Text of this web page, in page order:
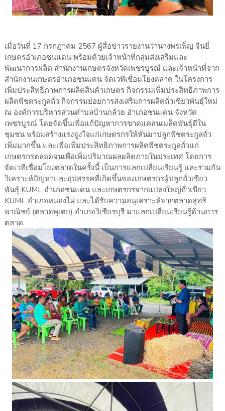
เมื่อวันที่ 17 กรกฎาคม 2567 ผู้สื่อข่าวรายงานว่านางพรเพ็ญ จีนยี่
เกษตรอำเภอชนแดน พร้อมด้วยเจ้าหน้าที่กลุ่มส่งเสริมและ
พัฒนาการผลิต สำนักงานเกษตรจังหวัดเพชรบูรณ์ และเจ้าหน้าที่จาก
สำนักงานเกษตรอำเภอชนแดน จัดเวทีเชื่อมโยงตลาด ในโครงการ
เพิ่มประสิทธิภาพการผลิตสินค้าเกษตร กิจกรรมเพิ่มประสิทธิภาพการ
ผลิตพืชตระกูลถั่ว กิจกรรมย่อยการส่งเสริมการผลิตถั่วเขียวพันธุ์ใหม่
ณ องค์การบริหารส่วนตำบลบ้านกล้วย อำเภอชนแดน จังหวัด
เพชรบูรณ์ โดยจัดขึ้นเพื่อแก้ปัญหาการขาดแคลนเมล็ดพันธุ์ดีใน
ชุมชน พร้อมสร้างแรงจูงใจแก่เกษตรกรให้หันมาปลูกพืชตระกูลถั่ว
เพิ่มมากขึ้น และเพื่อเพิ่มประสิทธิภาพการผลิตพืชตระกูลถั่วแก่
เกษตรกรตลอดจนเพื่อเพิ่มปริมาณผลผลิตภายในประเทศ โดยการ
จัดเวทีเชื่อมโยงตลาดในครั้งนี้ เป็นการแลกเปลี่ยนเรียนรู้ และร่วมกัน
วิเคราะห์ปัญหาและอุปสรรคที่เกิดขึ้นของเกษตรกรผู้ปลูกถั่วเขียว
พันธุ์ KUML อำเภอชนแดน และเกษตรกรจากแปลงใหญ่ถั่วเขียว
KUML อำเภอหนองไผ่ และได้รับความอนุเคราะห์จากตลาดสุทธิ
พาณิชย์ (ตลาดพุเตย) อำเภอวิเชียรบุรี มาแลกเปลี่ยนเรียนรู้ด้านการ
ตลาด.